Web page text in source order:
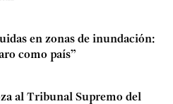
en zonas de inundación:
como país”
al Tribunal Supremo del